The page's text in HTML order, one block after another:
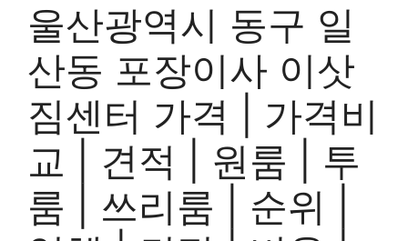
울산광역시 동구 일
산동 포장이사 이삿
짐센터 가격 | 가격비
교 | 견적 | 원룸 | 투
룸 | 쓰리룸 | 순위 |